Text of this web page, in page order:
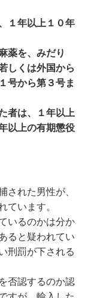
１年以上１０年
薬を、みだり
しくは外国から
号から第３号ま
者は、１年以上
以上の有期懲役
れた男性が、
ています。
いるのかは分か
ると疑われてい
刑罰が下される
否認するのか認